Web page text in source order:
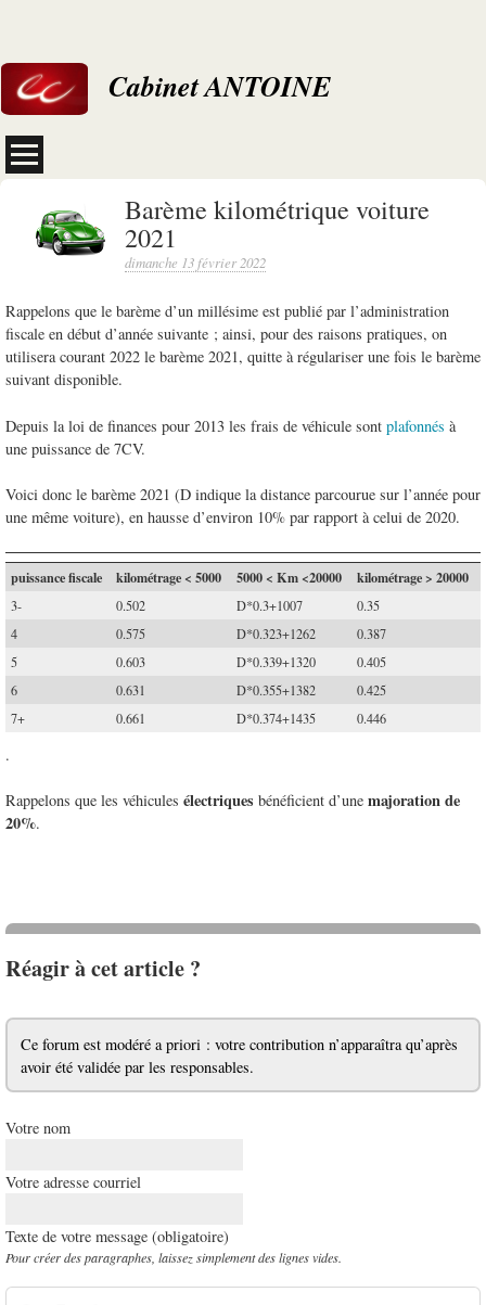
Cabinet ANTOINE
Barème kilométrique voiture
2021
dimanche 13 février 2022
Rappelons que le barème d’un millésime est publié par l’administration
fiscale en début d’année suivante ; ainsi, pour des raisons pratiques, on
utilisera courant 2022 le barème 2021, quitte à régulariser une fois le barème
suivant disponible.
Depuis la loi de finances pour 2013 les frais de véhicule sont plafonnés à
une puissance de 7CV.
Voici donc le barème 2021 (D indique la distance parcourue sur l’année pour
une même voiture), en hausse d’environ 10% par rapport à celui de 2020.
puissance fiscale kilométrage < 5000 5000 < Km <20000 kilométrage > 20000
3- 0.502 D*0.3+1007
0.35
4
0.575 D*0.323+1262
0.387
5
0.603 D*0.339+1320
0.405
6
0.631 D*0.355+1382
0.425
7+
0.661 D*0.374+1435 0.446
.
Rappelons que les véhicules électriques bénéficient d’une majoration de
20%.
Réagir à cet article ?
Ce forum est modéré a priori : votre contribution n’apparaîtra qu’après
avoir été validée par les responsables.
Votre nom
Votre adresse courriel
Texte de votre message (obligatoire)
Pour créer des paragraphes, laissez simplement des lignes vides.